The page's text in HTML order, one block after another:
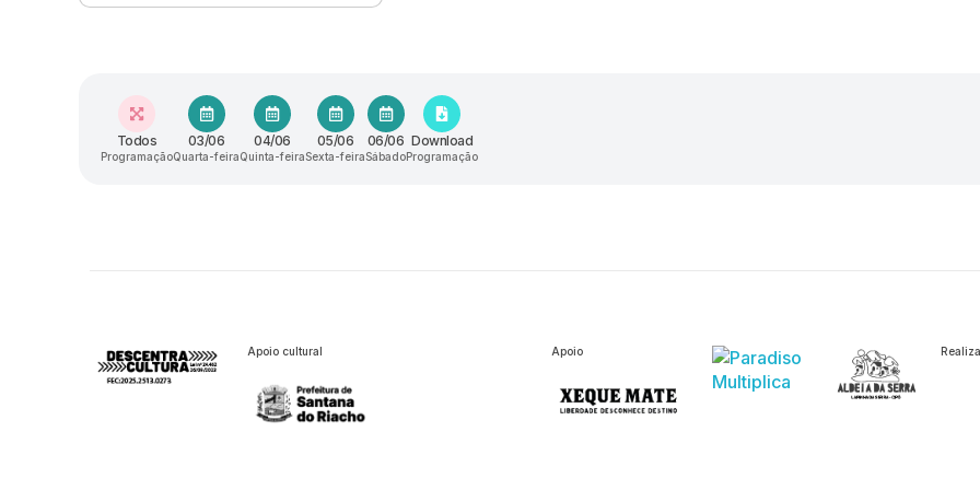
Todos
Programação
03/06
Quarta-feira
04/06
Quinta-feira
05/06
Sexta-feira
06/06
Sábado
Download
Programação
Apoio cultural Apoio